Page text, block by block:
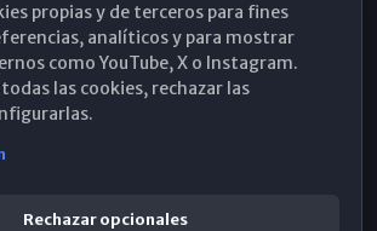
propias y de terceros para fines
analíticos y para mostrar
como YouTube, X o Instagram.
las cookies, rechazar las
Rechazar opcionales